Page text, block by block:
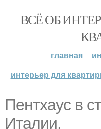
ВСЁ ОБ
главная
интерьер для
Пентхаус в
Италии.